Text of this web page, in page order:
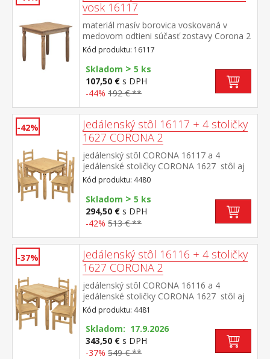
vosk 16117
materiál masív borovica voskovaná v
medovom odtieni súčasť zostavy Corona 2
Kód produktu: 16117
Skladom > 5 ks
107,50 € s DPH
-44% 192 € **
-42%
Jedálenský stôl 16117 + 4 stoličky
1627 CORONA 2
jedálenský stôl CORONA 16117 a 4
jedálenské stoličky CORONA 1627 stôl aj
stolička materiál masív borovica voskovaná
v medovom odtieni rozmer stola (š/h/v) 78
× 78 × 75 cm rozmer stoličky (š/h/v) 42 × 47
× 100 cm súčasť zostavy Corona 2
Kód produktu: 4480
Skladom > 5 ks
294,50 € s DPH
-42% 513 € **
-37%
Jedálenský stôl 16116 + 4 stoličky
1627 CORONA 2
jedálenský stôl CORONA 16116 a 4
jedálenské stoličky CORONA 1627 stôl aj
stolička materiál masív borovica voskovaná
v medovom odtieni rozmer stola (š/h/v)
118 × 79 × 75 cm rozmer stoličky (š/h/v) 42
× 47 × 100 cm súčasť zostavy Corona 2
Kód produktu: 4481
Skladom: 17.9.2026
343,50 € s DPH
-37% 549 € **